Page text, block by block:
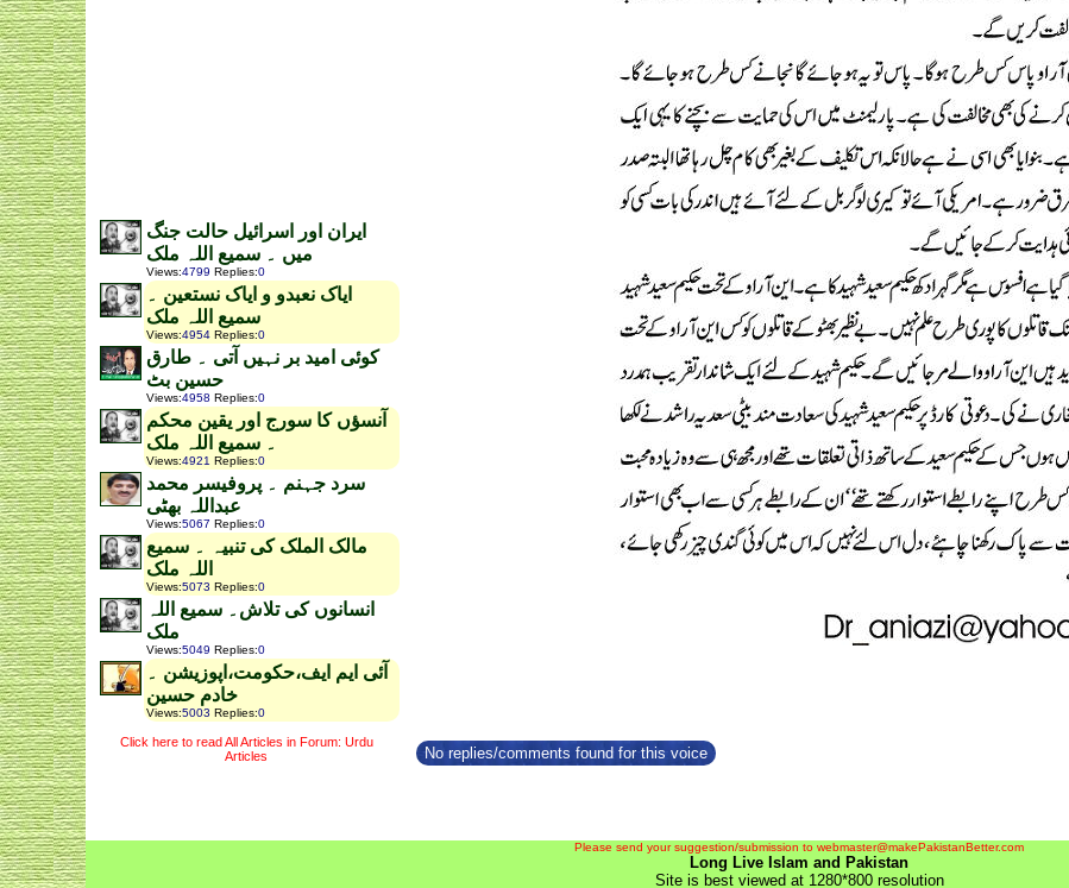
ایران اور اسرائیل حالت جنگ
میں ۔ سمیع اللہ ملک
Views:4799 Replies:0
ایاک نعبدو و ایاک نستعین ۔
سمیع اللہ ملک
Views:4954 Replies:0
کوئی امید بر نہیں آتی ۔ طارق
حسین بٹ
Views:4958 Replies:0
آنسؤں کا سورج اور یقین محکم
۔ سمیع اللہ ملک
Views:4921 Replies:0
سرد جہنم ۔ پروفیسر محمد
عبداللہ بھٹی
Views:5067 Replies:0
مالک الملک کی تنبیہ ۔ سمیع
اللہ ملک
Views:5073 Replies:0
انسانوں کی تلاش۔ سمیع اللہ
ملک
Views:5049 Replies:0
آئی ایم ایف،حکومت،اپوزیشن ۔
خادم حسین
Views:5003 Replies:0
Click here to read All Articles in Forum: Urdu
Articles
No replies/comments found for this voice
Please send your suggestion/submission to webmaster@makePakistanBetter.com
Long Live Islam and Pakistan
Site is best viewed at 1280*800 resolution